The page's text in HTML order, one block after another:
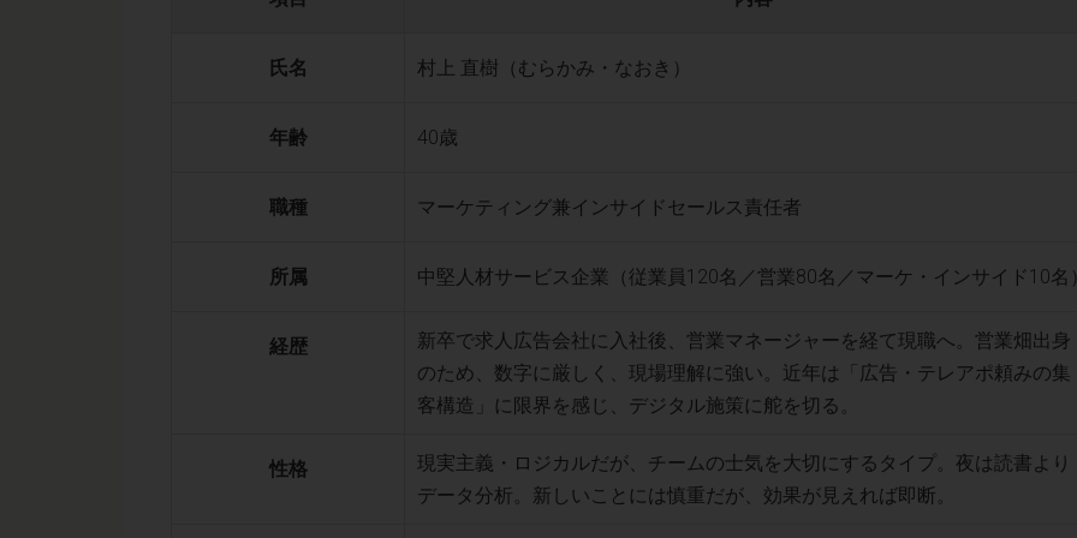
氏名 村上 直樹（むらかみ・なおき）
年齢 40歳
職種 マーケティング兼インサイドセールス責任者
所属 中堅人材サービス企業（従業員120名／営業80名／マーケ・インサイド10名
経歴
新卒で求人広告会社に入社後、営業マネージャーを経て現職へ。営業畑出身
のため、数字に厳しく、現場理解に強い。近年は「広告・テレアポ頼みの集
客構造」に限界を感じ、デジタル施策に舵を切る。
性格
現実主義・ロジカルだが、チームの士気を大切にするタイプ。夜は読書より
データ分析。新しいことには慎重だが、効果が見えれば即断。